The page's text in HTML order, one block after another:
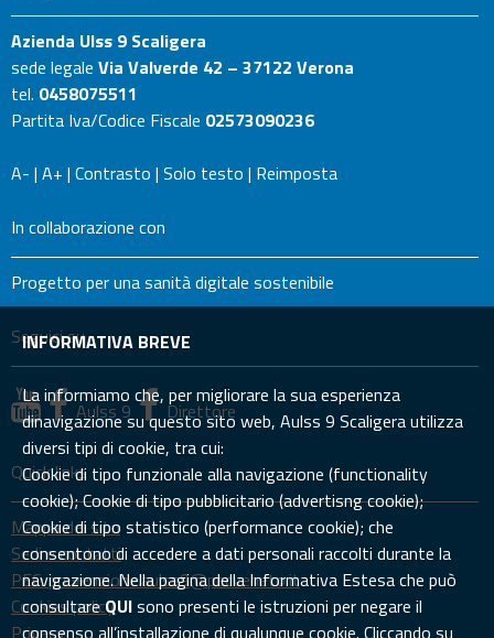
Azienda Ulss 9 Scaligera
sede legale Via Valverde 42 – 37122 Verona
tel. 0458075511
Partita Iva/Codice Fiscale 02573090236
A- | A+ | Contrasto | Solo testo | Reimposta
In collaborazione con
Progetto per una sanità digitale sostenibile
Seguici su
Aulss 9 Direttore
Quick links
Mappa del sito
Sedi e contatti
PEC: prevenzione.aulss9@pecveneto.it
Cookies policy
Privacy
INFORMATIVA BREVE
La informiamo che, per migliorare la sua esperienza
dinavigazione su questo sito web, Aulss 9 Scaligera utilizza
diversi tipi di cookie, tra cui:
Cookie di tipo funzionale alla navigazione (functionality
cookie); Cookie di tipo pubblicitario (advertisng cookie);
Cookie di tipo statistico (performance cookie); che
consentono di accedere a dati personali raccolti durante la
navigazione. Nella pagina della Informativa Estesa che può
consultareQUIsono presenti le istruzioni per negare il
consenso all’installazione di qualunque cookie. Cliccando su